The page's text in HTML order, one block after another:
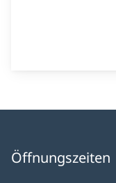
Öffnungszeiten